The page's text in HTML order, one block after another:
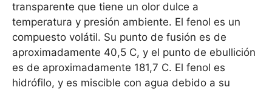
transparente que tiene un olor dulce a
temperatura y presión ambiente. El fenol es un
compuesto volátil. Su punto de fusión es de
aproximadamente 40,5 C, y el punto de ebullición
es de aproximadamente 181,7 C. El fenol es
hidrófilo, y es miscible con agua debido a su